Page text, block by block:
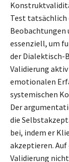
Test tatsächlich
essenziell, um
der Dialektisch-
Validierung
emotionalen
systemischen
Der
die
bei, indem er
akzeptieren. Auf
Validierung